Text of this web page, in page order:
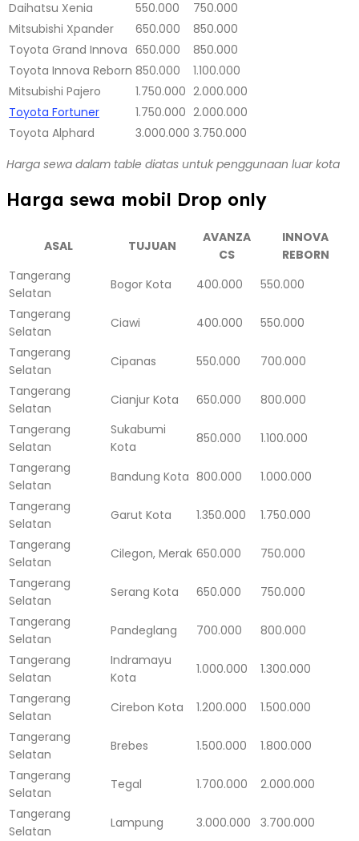
Daihatsu Xenia
550.000
750.000
Mitsubishi Xpander
650.000
850.000
Toyota Grand Innova 650.000
850.000
Toyota Innova Reborn 850.000
1.100.000
Mitsubishi Pajero
1.750.000 2.000.000
Toyota Fortuner
1.750.000 2.000.000
Toyota Alphard
3.000.000 3.750.000
Harga sewa dalam table diatas untuk penggunaan luar kota
Harga sewa mobil Drop only
ASAL TUJUAN
AVANZA
CS
INNOVA
REBORN
Tangerang
Selatan
Bogor Kota 400.000
550.000
Tangerang
Selatan
Ciawi 400.000
550.000
Tangerang
Selatan
Cipanas 550.000
700.000
Tangerang
Selatan
Cianjur Kota 650.000
800.000
Tangerang
Selatan
Sukabumi
Kota
850.000
1.100.000
Tangerang
Selatan
Bandung Kota 800.000
1.000.000
Tangerang
Selatan
Garut Kota 1.350.000
1.750.000
Tangerang
Selatan
Cilegon, Merak 650.000
750.000
Tangerang
Selatan
Serang Kota 650.000
750.000
Tangerang
Selatan
Pandeglang 700.000
800.000
Tangerang
Selatan
Indramayu
Kota
1.000.000
1.300.000
Tangerang
Selatan
Cirebon Kota 1.200.000
1.500.000
Tangerang
Selatan
Brebes 1.500.000
1.800.000
Tangerang
Selatan
Tegal 1.700.000
2.000.000
Tangerang
Selatan
Lampung 3.000.000 3.700.000